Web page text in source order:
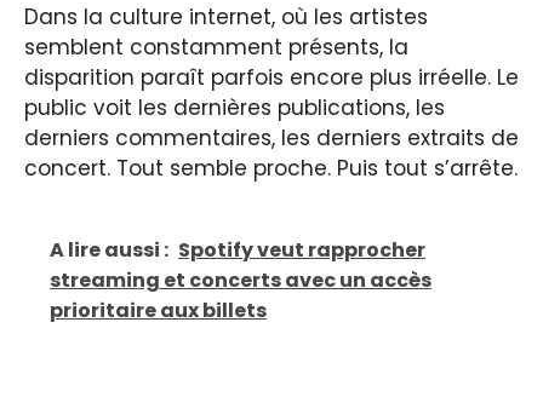
Dans la culture internet, où les artistes
semblent constamment présents, la
disparition paraît parfois encore plus irréelle. Le
public voit les dernières publications, les
derniers commentaires, les derniers extraits de
concert. Tout semble proche. Puis tout s’arrête.
A lire aussi : Spotify veut rapprocher
streaming et concerts avec un accès
prioritaire aux billets